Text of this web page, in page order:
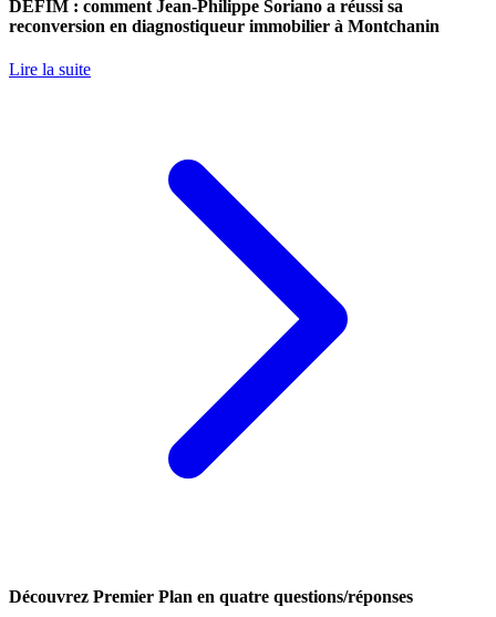
DEFIM : comment Jean-Philippe Soriano a réussi sa
reconversion en diagnostiqueur immobilier à Montchanin
Lire la suite
Découvrez Premier Plan en quatre questions/réponses